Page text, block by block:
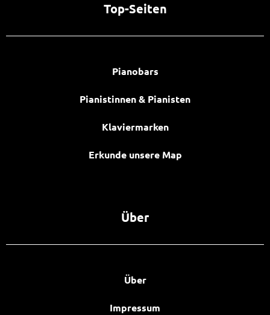
Top-Seiten
Pianobars
Pianistinnen & Pianisten
Klaviermarken
Erkunde unsere Map
Über
Über
Impressum